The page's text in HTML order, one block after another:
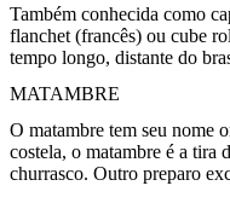
Também conhecida como
flanchet (francês) ou cube
tempo longo, distante do
MATAMBRE
O matambre tem seu nome
costela, o matambre é a tira
churrasco. Outro preparo